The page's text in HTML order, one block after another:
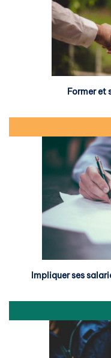
Former et
Impliquer ses